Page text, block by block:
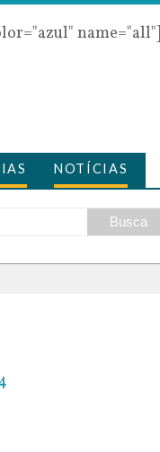
name="all"]
NOTÍCIAS